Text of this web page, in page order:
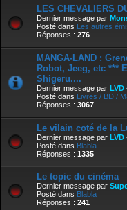
LES CHEVALIERS
Dernier message par
Posté dans
Les autres
Réponses : 276
MANGA-LAND :
Robot, Jeeg, etc ***
Shigeru....
Dernier message par LVD
Posté dans Livres / BD /
Réponses : 3067
Le vilain coté de la
Dernier message par LVD
Posté dans Blabla
Réponses : 1335
Le topic du cinéma
Dernier message par
Posté dans Blabla
Réponses : 241